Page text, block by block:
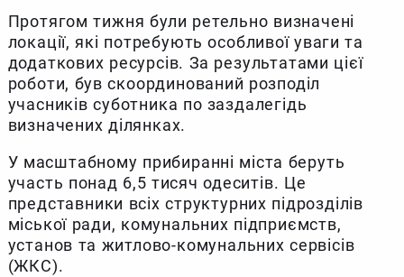
Протягом тижня були ретельно визначені
локації, які потребують особливої уваги та
додаткових ресурсів. За результатами цієї
роботи, був скоординований розподіл
учасників суботника по заздалегідь
визначених ділянках.
У масштабному прибиранні міста беруть
участь понад 6,5 тисяч одеситів. Це
представники всіх структурних підрозділів
міської ради, комунальних підприємств,
установ та житлово-комунальних сервісів
(ЖКС).